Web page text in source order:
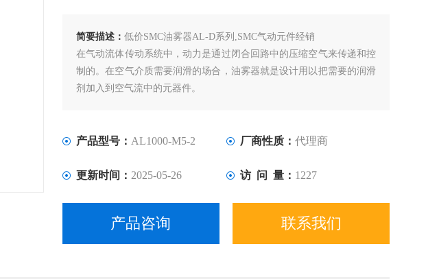
简要描述： 低价SMC油雾器AL-D系列,SMC气动元件经销
在气动流体传动系统中，动力是通过闭合回路中的压缩空气来传递和控
制的。在空气介质需要润滑的场合，油雾器就是设计用以把需要的润滑
剂加入到空气流中的元器件。
补油，确保油面位于油雾器所规定的上下限之间。
产品型号： AL1000-M5-2 厂商性质： 代理商
更新时间： 2025-05-26 访 问 量： 1227
产品咨询 联系我们